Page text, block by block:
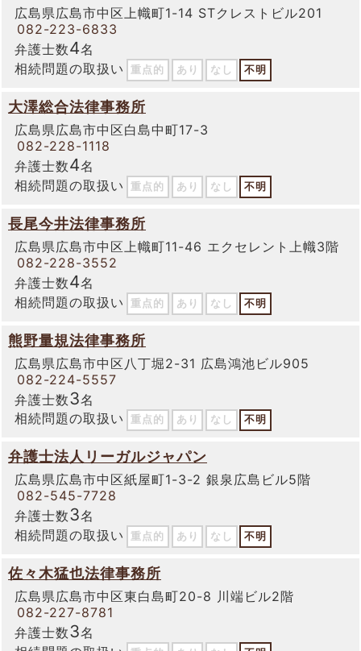
広島県広島市中区上幟町1-14 STクレストビル201
082-223-6833
弁護士数4名
相続問題の取扱い
重点的 あり なし 不明
大澤総合法律事務所
広島県広島市中区白島中町17-3
082-228-1118
弁護士数4名
相続問題の取扱い
重点的 あり なし 不明
長尾今井法律事務所
広島県広島市中区上幟町11-46 エクセレント上幟3階
082-228-3552
弁護士数4名
相続問題の取扱い
重点的 あり なし 不明
熊野量規法律事務所
広島県広島市中区八丁堀2-31 広島鴻池ビル905
082-224-5557
弁護士数3名
相続問題の取扱い
重点的 あり なし 不明
弁護士法人リーガルジャパン
広島県広島市中区紙屋町1-3-2 銀泉広島ビル5階
082-545-7728
弁護士数3名
相続問題の取扱い
重点的 あり なし 不明
佐々木猛也法律事務所
広島県広島市中区東白島町20-8 川端ビル2階
082-227-8781
弁護士数3名